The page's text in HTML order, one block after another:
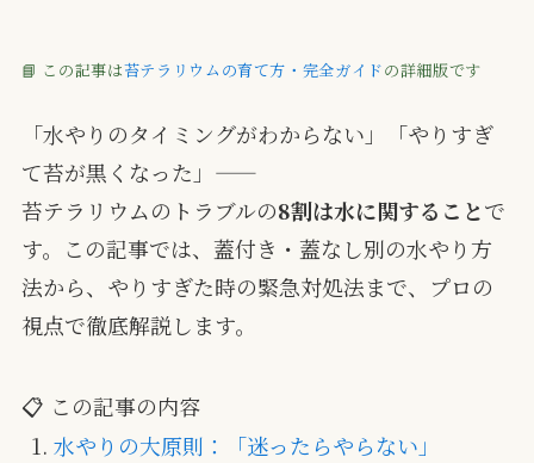
📘 この記事は苔テラリウムの育て方・完全ガイドの詳細版です
「水やりのタイミングがわからない」「やりすぎ
て苔が黒くなった」——
苔テラリウムのトラブルの8割は水に関することで
す。この記事では、蓋付き・蓋なし別の水やり方
法から、やりすぎた時の緊急対処法まで、プロの
視点で徹底解説します。
📋 この記事の内容
水やりの大原則：「迷ったらやらない」